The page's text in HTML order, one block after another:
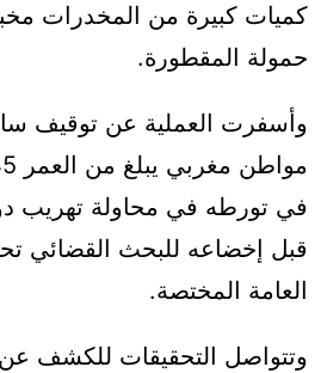
كميات كبيرة من المخدرات
حمولة المقطورة.
وأسفرت العملية عن توقيف
في تورطه في محاولة تهريب
قبل إخضاعه للبحث القضائي
العامة المختصة.
وتتواصل التحقيقات للكشف عن